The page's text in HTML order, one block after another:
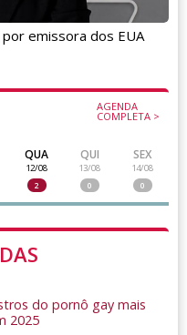
AGENDA
COMPLETA >
QUA
12/08
2
QUI
13/08
0
SEX
14/08
0
do pornô gay mais
2025
emissora dos EUA